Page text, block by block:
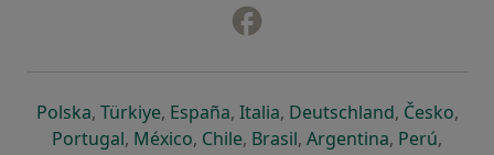
Polskaotwiera się w nowej karcie
, Türkiyeotwiera się w nowej karcie
, Españaotwiera się w nowej karcie
, Italiaotwiera się w nowej
, Deutschlandotwiera się
, Česko,
Portugalotwiera się w nowej karcie
, Méxicootwiera się w nowej karcie
, Chileotwiera się w nowej karcie
, Brasilotwiera się w nowej
, Argentinaotwiera się
, Perú,